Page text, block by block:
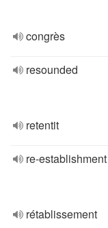
congrès
resounded
retentit
re-establishment
rétablissement